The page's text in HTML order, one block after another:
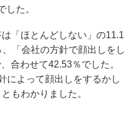
した。
「ほとんどしない」の11.1
「会社の方針で顔出しをし
合わせて42.53％でした。
によって顔出しをするかし
もわかりました。